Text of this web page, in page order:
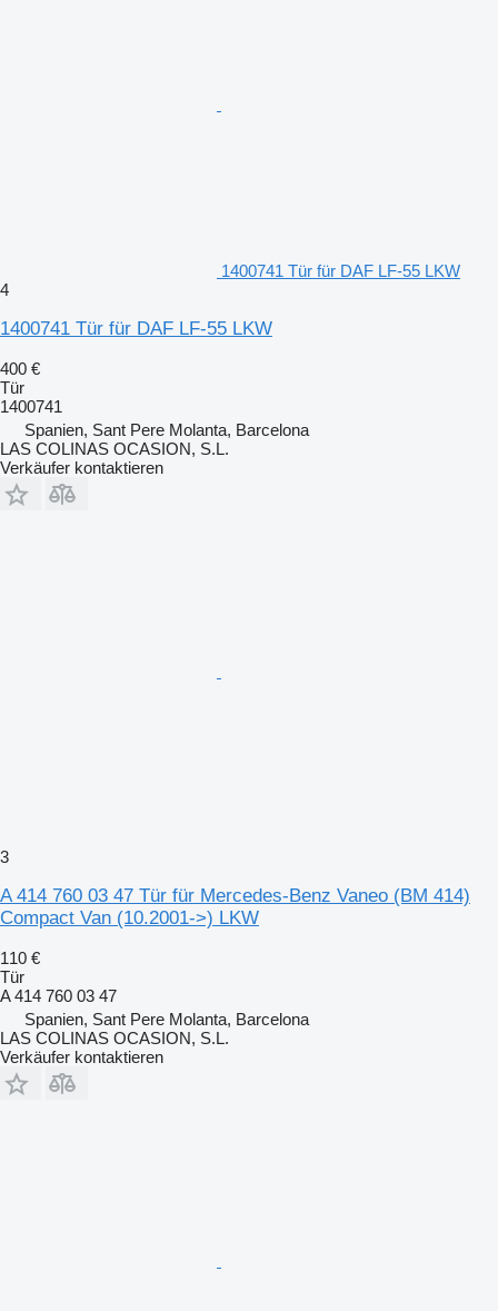
1400741 Tür für DAF LF-55 LKW
4
1400741 Tür für DAF LF-55 LKW
400 €
Tür
1400741
Spanien, Sant Pere Molanta, Barcelona
LAS COLINAS OCASION, S.L.
Verkäufer kontaktieren
3
A 414 760 03 47 Tür für Mercedes-Benz Vaneo (BM 414)
Compact Van (10.2001->) LKW
110 €
Tür
A 414 760 03 47
Spanien, Sant Pere Molanta, Barcelona
LAS COLINAS OCASION, S.L.
Verkäufer kontaktieren